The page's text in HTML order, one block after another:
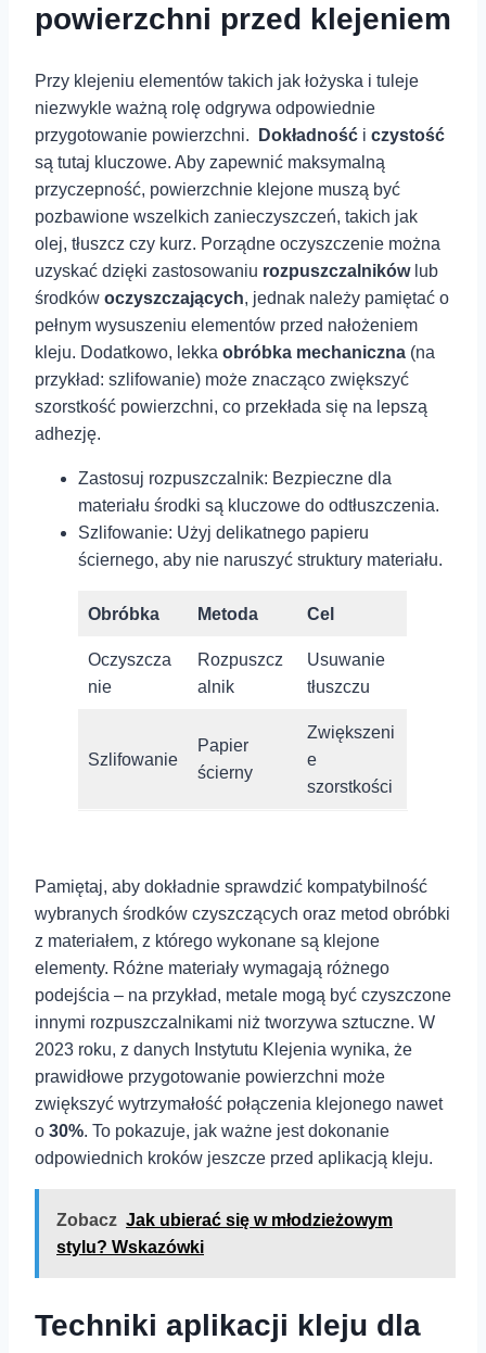
powierzchni przed klejeniem
Przy klejeniu elementów takich jak łożyska i tuleje
niezwykle ważną rolę odgrywa odpowiednie
przygotowanie powierzchni. ⁤
Dokładność i czystość
są⁣ tutaj kluczowe. Aby zapewnić maksymalną⁤
przyczepność, powierzchnie klejone muszą być
pozbawione wszelkich zanieczyszczeń, takich jak
olej, tłuszcz czy kurz. Porządne oczyszczenie można
uzyskać dzięki zastosowaniu rozpuszczalnikówlub
środków oczyszczających, jednak należy pamiętać o
pełnym wysuszeniu elementów przed nałożeniem
kleju. Dodatkowo, lekka obróbka mechaniczna (na
przykład: szlifowanie) może znacząco zwiększyć
szorstkość powierzchni, co przekłada się⁤ na lepszą
adhezję.
Zastosuj rozpuszczalnik: Bezpieczne dla
materiału środki są kluczowe do odtłuszczenia.
Szlifowanie: Użyj delikatnego papieru
ściernego, aby nie naruszyć struktury materiału.
Obróbka Metoda Cel
Oczyszcza
nie
Rozpuszcz
alnik
Usuwanie
tłuszczu
Szlifowanie
Papier
ścierny
Zwiększeni
e
szorstkości
Pamiętaj, aby dokładnie sprawdzić kompatybilność
wybranych środków czyszczących oraz metod ‍obróbki
z materiałem, z którego wykonane są klejone
elementy. Różne ⁤materiały wymagają różnego
podejścia – na przykład, metale ⁣mogą być czyszczone
innymi rozpuszczalnikami⁣ niż tworzywa sztuczne. W
2023 roku, z danych Instytutu Klejenia wynika, że
prawidłowe przygotowanie powierzchni może
zwiększyć wytrzymałość połączenia klejonego nawet
o 30%. To pokazuje, jak ⁣ważne jest dokonanie
odpowiednich kroków jeszcze przed ⁢aplikacją kleju.
Zobacz Jak ubierać się w młodzieżowym
stylu? Wskazówki
Techniki aplikacji kleju dla